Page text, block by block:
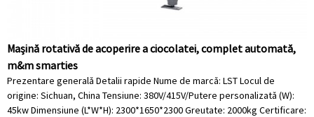
Mașină rotativă de acoperire a ciocolatei, complet automată,
m&m smarties
Prezentare generală Detalii rapide Nume de marcă: LST Locul de
origine: Sichuan, China Tensiune: 380V/415V/Putere personalizată (W):
45kw Dimensiune (L*W*H): 2300*1650*2300 Greutate: 2000kg Certificare: